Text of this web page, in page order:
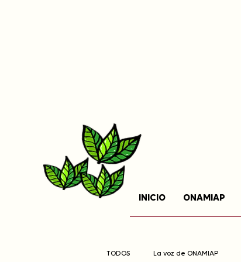
INICIO ONAMIAP
TODOS La voz de ONAMIAP